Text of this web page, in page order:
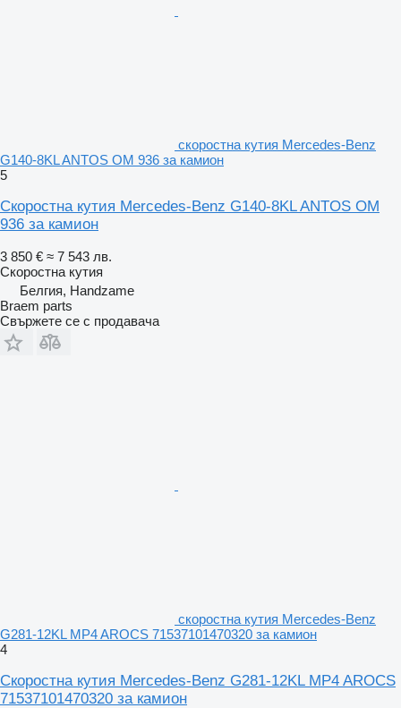
скоростна кутия Mercedes-Benz
G140-8KL ANTOS OM 936 за камион
5
Скоростна кутия Mercedes-Benz G140-8KL ANTOS OM
936 за камион
3 850 € ≈ 7 543 лв.
Скоростна кутия
Белгия, Handzame
Braem parts
Свържете се с продавача
скоростна кутия Mercedes-Benz
G281-12KL MP4 AROCS 71537101470320 за камион
4
Скоростна кутия Mercedes-Benz G281-12KL MP4 AROCS
71537101470320 за камион